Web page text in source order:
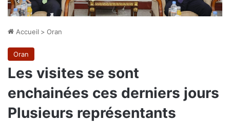
Accueil > Oran
Oran
Les visites se sont
enchainées ces derniers jours
Plusieurs représentants